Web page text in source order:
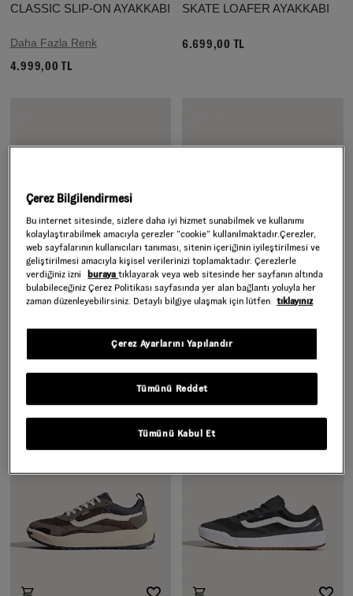
CLASSIC SLIP-ON AYAKKABI
Daha Fazla Renk
4.999,00 TL
SKATE LOAFER AYAKKABI
6.699,00 TL
5.999,00 TL
AYAKKABI
Çerez Bilgilendirmesi
Bu internet sitesinde, sizlere daha iyi hizmet sunabilmek ve kullanımı
kolaylaştırabilmek amacıyla çerezler ”cookie” kullanılmaktadır.Çerezler,
web sayfalarının kullanıcıları tanıması, sitenin içeriğinin iyileştirilmesi ve
geliştirilmesi amacıyla kişisel verilerinizi toplamaktadır. Çerezlerle
verdiğiniz izni
burayatıklayarak veya web sitesinde her sayfanın altında
bulabileceğiniz Çerez Politikası sayfasında yer alan bağlantı yoluyla her
zaman düzenleyebilirsiniz. Detaylı bilgiye ulaşmak için lütfen tıklayınız
Tümünü Reddet
Tümünü Kabul Et
Çerez Ayarlarını Yapılandır